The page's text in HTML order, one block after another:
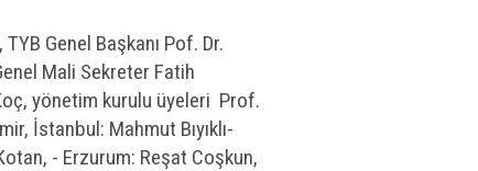
Genel Başkanı Pof. Dr.
Mali Sekreter Fatih
yönetim kurulu üyeleri Prof.
İstanbul: Mahmut Bıyıklı-
- Erzurum: Reşat Coşkun,